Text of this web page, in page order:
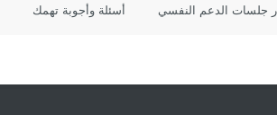
جلسات الدعم النفسي أسئلة وأجوبة تهمك